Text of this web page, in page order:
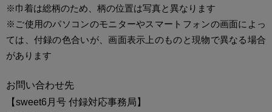
※巾着は総柄のため、柄の位置は写真と異なります
※ご使用のパソコンのモニターやスマートフォンの画面によっ
ては、付録の色合いが、画面表示上のものと現物で異なる場合
があります
お問い合わせ先
【sweet6月号 付録対応事務局】